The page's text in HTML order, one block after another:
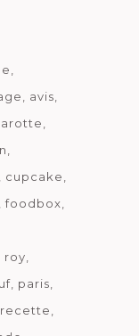
avis
cupcake
foodbox
roy
paris
recette